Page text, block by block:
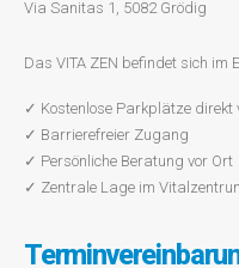
Via Sanitas 1, 5082 Grödig
Das VITA ZEN befindet sich
✓ Kostenlose Parkplätze direkt
✓ Barrierefreier Zugang
✓ Persönliche Beratung vor Ort
✓ Zentrale Lage im